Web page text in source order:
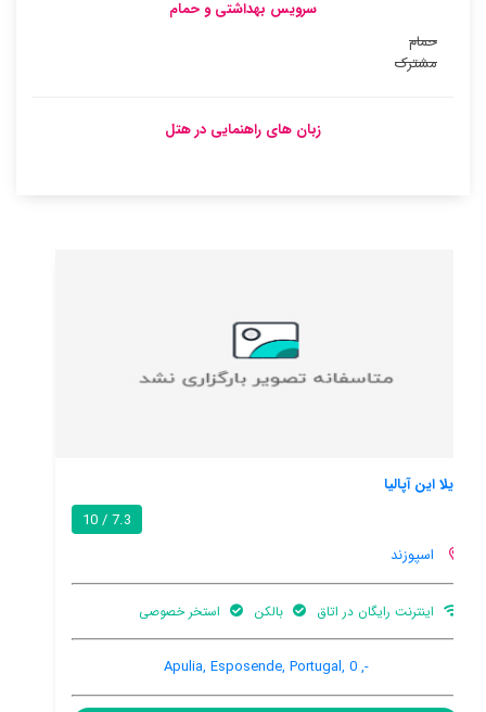
سرویس بهداشتی و حمام
حمام
مشترک
زبان های راهنمایی در هتل
کاینتا دا گاتانهیرا
7.3 / 10
اسپوزند
اینترنت رایگان در اتاق باغ رستوران ها
Rua da Estrada Real 967 Lote 33, Marinhas, Esposende,